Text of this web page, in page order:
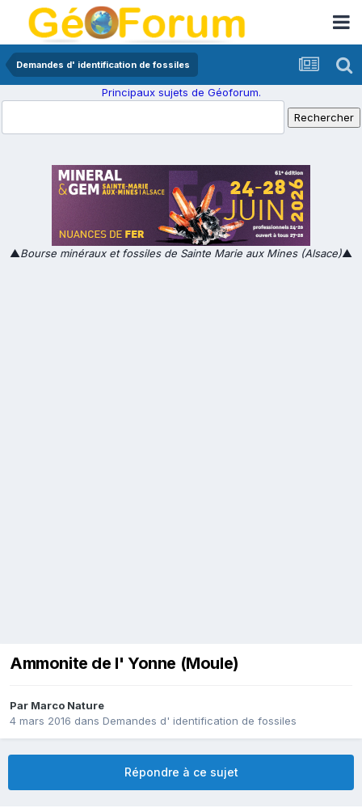
Demandes d' identification de fossiles
Principaux sujets de Géoforum.
▲Bourse minéraux et fossiles de Sainte Marie aux Mines (Alsace)▲
Ammonite de l' Yonne (Moule)
Par Marco Nature
4 mars 2016 dans Demandes d' identification de fossiles
Répondre à ce sujet